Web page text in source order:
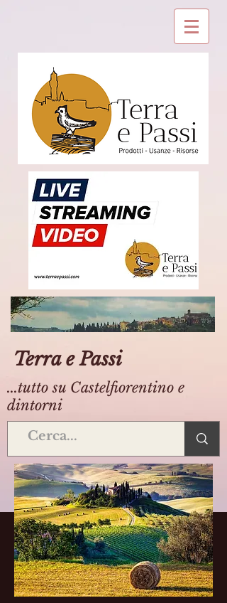
Terra e Passi
...tutto su Castelfiorentino e
dintorni